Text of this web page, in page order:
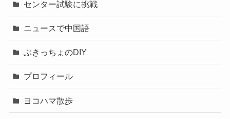
センター試験に挑戦
ニュースで中国語
ぶきっちょのDIY
プロフィール
ヨコハマ散歩